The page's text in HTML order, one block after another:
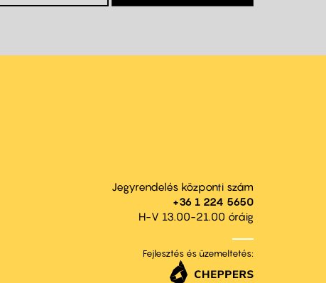
Jegyrendelés központi szám
+36 1 224 5650
H-V 13.00-21.00 óráig
Fejlesztés és üzemeltetés: